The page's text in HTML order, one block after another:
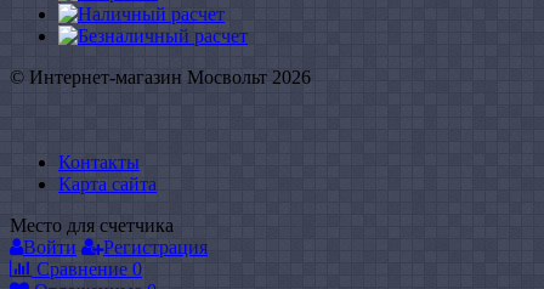
© Интернет-магазин Мосвольт 2026
Контакты
Карта сайта
Место для счетчика
Войти
Регистрация
Сравнение 0